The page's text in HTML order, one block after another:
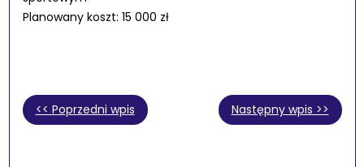
Planowany koszt: 15 000 zł
<< Poprzedni wpis Następny wpis >>